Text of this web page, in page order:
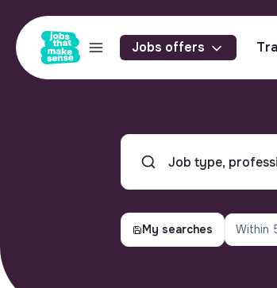
Jobs offers
My searches Within